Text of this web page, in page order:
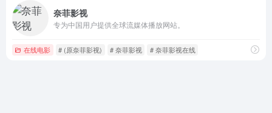
奈菲影视
专为中国用户提供全球流媒体播放网站。
在线电影 # (原奈菲影视) # 奈菲影视 # 奈菲影视在线